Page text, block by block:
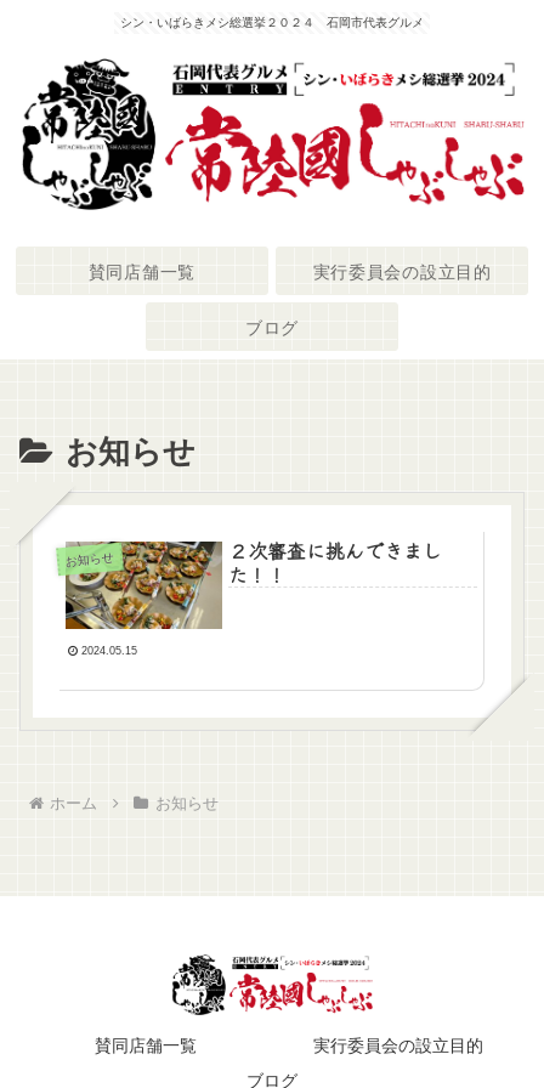
シン・いばらきメシ総選挙２０２４ 石岡市代表グルメ
賛同店舗一覧 実行委員会の設立目的
ブログ
お知らせ
お知らせ
２次審査に挑んできまし
た！！
2024.05.15
ホーム お知らせ
賛同店舗一覧
実行委員会の設立目的
ブログ